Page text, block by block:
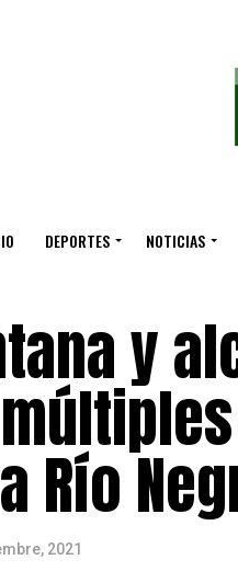
DEPORTES NOTICIAS
y
Río
2021